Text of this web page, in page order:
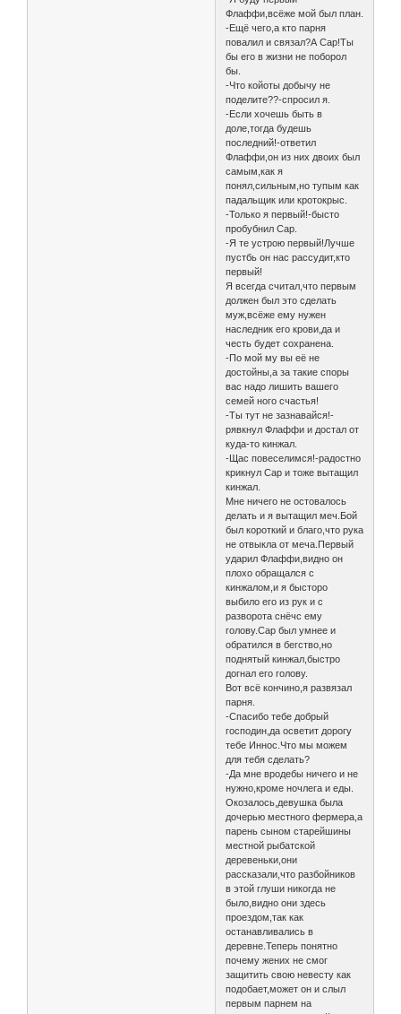
Флаффи,всёже мой был план.
-Ещё чего,а кто парня
повалил и связал?А Сар!Ты
бы его в жизни не поборол
бы.
-Что койоты добычу не
поделите??-спросил я.
-Если хочешь быть в
доле,тогда будешь
последний!-ответил
Флаффи,он из них двоих был
самым,как я
понял,сильным,но тупым как
падальщик или кротокрыс.
-Только я первый!-бысто
пробубнил Сар.
-Я те устрою первый!Лучше
пустбь он нас рассудит,кто
первый!
Я всегда считал,что первым
должен был это сделать
муж,всёже ему нужен
наследник его крови,да и
честь будет сохранена.
-По мой му вы её не
достойны,а за такие споры
вас надо лишить вашего
семей ного счастья!
-Ты тут не зазнавайся!-
рявкнул Флаффи и достал от
куда-то кинжал.
-Щас повеселимся!-радостно
крикнул Сар и тоже вытащил
кинжал.
Мне ничего не остовалось
делать и я вытащил меч.Бой
был короткий и благо,что рука
не отвыкла от меча.Первый
ударил Флаффи,видно он
плохо обращался с
кинжалом,и я бысторо
выбило его из рук и с
разворота снёчс ему
голову.Сар был умнее и
обратился в бегство,но
поднятый кинжал,быстро
догнал его голову.
Вот всё кончино,я развязал
парня.
-Спасибо тебе добрый
господин,да осветит дорогу
тебе Иннос.Что мы можем
для тебя сделать?
-Да мне вродебы ничего и не
нужно,кроме ночлега и еды.
Окозалось,девушка была
дочерью местного фермера,а
парень сыном старейшины
местной рыбатской
деревеньки,они
рассказали,что разбойников
в этой глуши никогда не
было,видно они здесь
проездом,так как
останавливались в
деревне.Теперь понятно
почему жених не смог
защитить свою невесту как
подобает,может он и слыл
первым парнем на